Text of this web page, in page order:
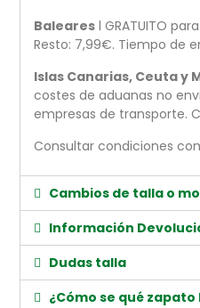
Baleares l GRATUITO
Resto: 7,99€. Tiempo de
Islas Canarias, Ceuta y
costes de aduanas no
empresas de transporte.
Consultar condiciones
Cambios de talla o
Información
Dudas talla
¿Cómo se qué zapato